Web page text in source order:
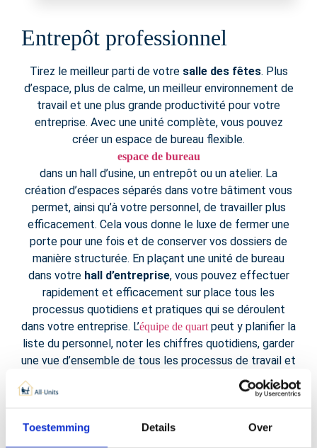
Toestemming Details Over
Entrepôt professionnel
Tirez le meilleur parti de votre salle des fêtes. Plus
d’espace, plus de calme, un meilleur environnement de
travail et une plus grande productivité pour votre
entreprise. Avec une unité complète, vous pouvez
créer un espace de bureau flexible.
espace de bureau
dans un hall d’usine, un entrepôt ou un atelier. La
création d’espaces séparés dans votre bâtiment vous
permet, ainsi qu’à votre personnel, de travailler plus
efficacement. Cela vous donne le luxe de fermer une
porte pour une fois et de conserver vos dossiers de
manière structurée. En plaçant une unité de bureau
dans votre hall d’entreprise, vous pouvez effectuer
rapidement et efficacement sur place tous les
processus quotidiens et pratiques qui se déroulent
dans votre entreprise. L’équipe de quart peut y planifier la
liste du personnel, noter les chiffres quotidiens, garder
une vue d’ensemble de tous les processus de travail et
se rendre rapidement sur place en cas de problème.